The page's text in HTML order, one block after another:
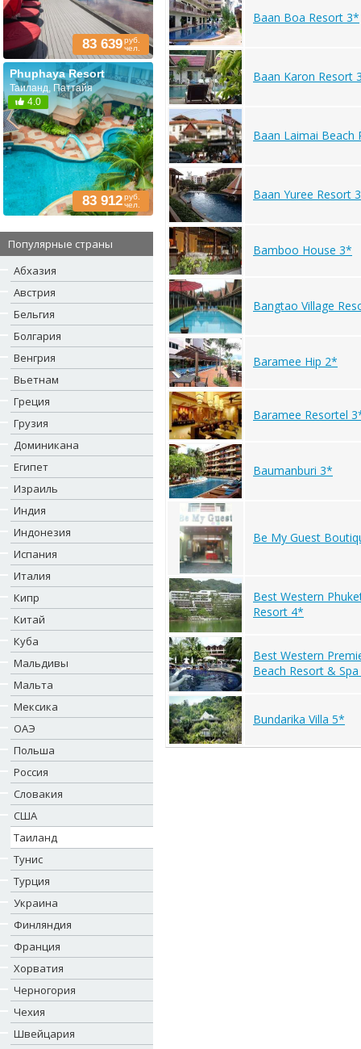
83 639руб.
чел.
Phuphaya Resort
Таиланд, Паттайя
4.0
83 912руб.
чел.
Популярные страны
Абхазия
Австрия
Бельгия
Болгария
Венгрия
Вьетнам
Греция
Грузия
Доминикана
Египет
Израиль
Индия
Индонезия
Испания
Италия
Кипр
Китай
Куба
Мальдивы
Мальта
Мексика
ОАЭ
Польша
Россия
Словакия
США
Таиланд
Тунис
Турция
Украина
Финляндия
Франция
Хорватия
Черногория
Чехия
Швейцария
Baan Boa Resort 3*
Baan Karon Resort
Baan Laimai Beach
Baan Yuree Resort
Bamboo House 3*
Bangtao Village
Baramee Hip 2*
Baramee Resortel
Baumanburi 3*
Be My Guest
Best Western
Resort 4*
Best Western
Beach Resort &
Bundarika Villa 5*